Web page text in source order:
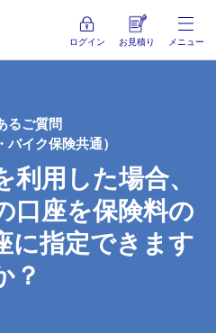
ログイン お見積り メニュー
るご質問
バイク保険共通）
用した場合、
口座を保険料の
に指定できます
？